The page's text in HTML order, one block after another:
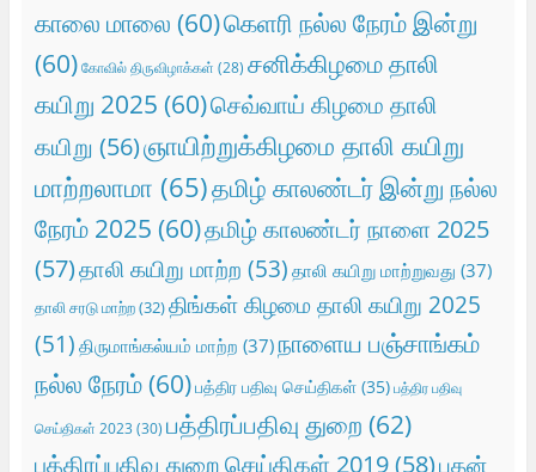
காலை மாலை (60)கெளரி நல்ல நேரம் இன்று
(60) கோவில் திருவிழாக்கள் (28) சனிக்கிழமை தாலி
கயிறு 2025 (60)செவ்வாய் கிழமை தாலி
கயிறு (56)ஞாயிற்றுக்கிழமை தாலி கயிறு
மாற்றலாமா (65)தமிழ் காலண்டர் இன்று நல்ல
நேரம் 2025 (60)தமிழ் காலண்டர் நாளை 2025
(57)தாலி கயிறு மாற்ற (53) தாலி கயிறு மாற்றுவது (37)
தாலி சரடு மாற்ற(32)திங்கள் கிழமை தாலி கயிறு 2025
(51) திருமாங்கல்யம் மாற்ற (37)நாளைய பஞ்சாங்கம்
நல்ல நேரம்(60)பத்திர பதிவு செய்திகள்(35) பத்திர பதிவு
செய்திகள் 2023 (30) பத்திரப்பதிவு துறை (62)
பத்திரப்பதிவு துறை செய்திகள் 2019(58)புதன்